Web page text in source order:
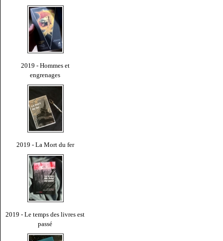
2019 - Hommes et
engrenages
2019 - La Mort du fer
2019 - Le temps des livres est
passé